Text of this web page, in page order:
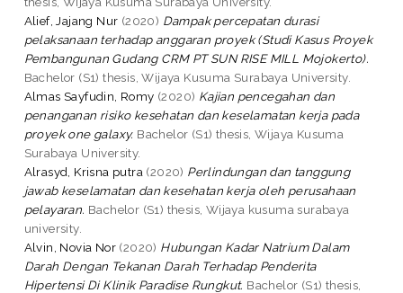
Alief, Jajang Nur (2020) Dampak percepatan durasi
pelaksanaan terhadap anggaran proyek (Studi Kasus Proyek
Pembangunan Gudang CRM PT SUN RISE MILL Mojokerto).
Bachelor (S1) thesis, Wijaya Kusuma Surabaya University.
Almas Sayfudin, Romy (2020) Kajian pencegahan dan
penanganan risiko kesehatan dan keselamatan kerja pada
proyek one galaxy. Bachelor (S1) thesis, Wijaya Kusuma
Surabaya University.
Alrasyd, Krisna putra (2020) Perlindungan dan tanggung
jawab keselamatan dan kesehatan kerja oleh perusahaan
pelayaran. Bachelor (S1) thesis, Wijaya kusuma surabaya
university.
Alvin, Novia Nor (2020) Hubungan Kadar Natrium Dalam
Darah Dengan Tekanan Darah Terhadap Penderita
Hipertensi Di Klinik Paradise Rungkut. Bachelor (S1) thesis,